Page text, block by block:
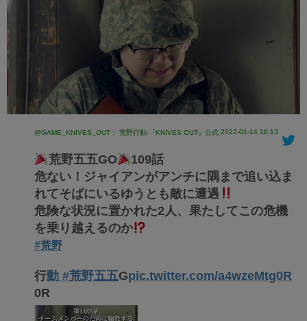
@GAME_KNIVES_OUT： 荒野行動-『KNIVES OUT』公式 2022-01-14 18:13
荒野五五GO
109話
危ない！ジャイアンがアンチに隅まで追い込ま
れてそばにいるゆうとも敵に遭遇
危険な状況に置かれた2人、果たしてこの危機
を乗り越えるのか
#荒野
行動 #荒野五五Gpic.twitter.com/a4wzeMtg0R
0R